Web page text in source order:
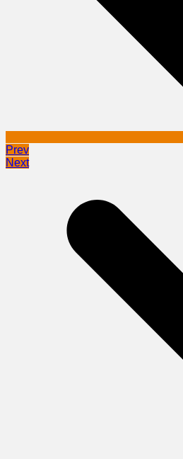
Prev
Next